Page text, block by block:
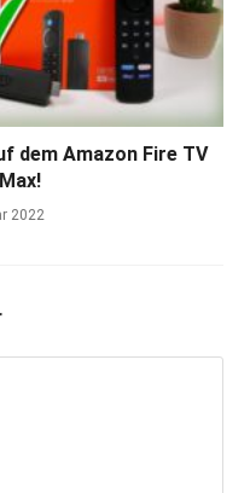
dem Amazon Fire TV
2022